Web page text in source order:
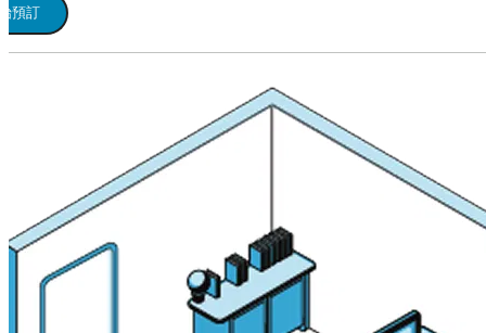
預訂